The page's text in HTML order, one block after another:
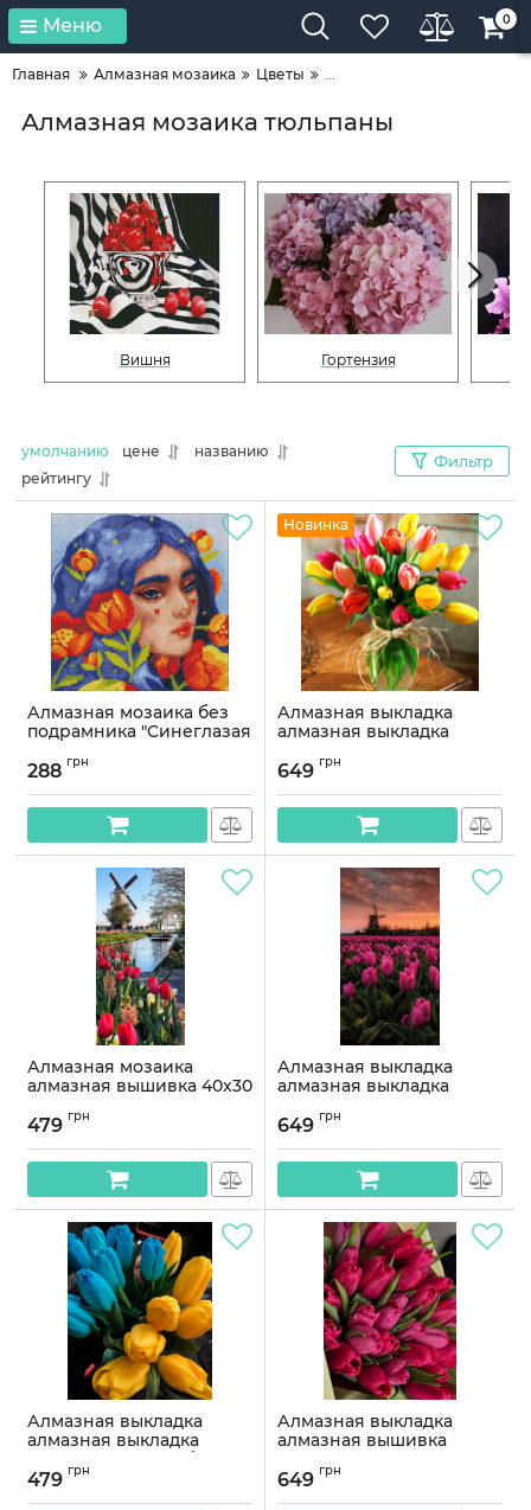
Меню 0
Главная Алмазная мозаика Цветы ...
Алмазная мозаика тюльпаны
Вишня Гортензия
умолчанию цене
названию
рейтингу
Фильтр
Алмазная мозаика без
подрамника "Синеглазая
Артикул:
288 грн
Новинка
Алмазная выкладка
алмазная выкладка
OG00390SB
Артикул:OG00390SB
649 грн
Алмазная мозаика
алмазная вышивка 40x30
OG00301SS
Артикул:OG00301SS
479 грн
Алмазная выкладка
алмазная выкладка
Голландии OG00302SB
Артикул:OG00302SB
649 грн
Алмазная выкладка
алмазная выкладка
40x30 Желто-голубые
тюльпаны OG00318SS
Артикул:OG00318SS
479 грн
Алмазная выкладка
алмазная вышивка
OG00265SB
Артикул:OG00265SB
649 грн